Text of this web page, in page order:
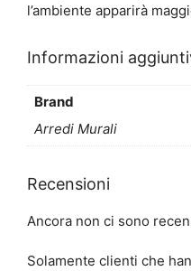
l’ambiente apparirà
Informazioni
Brand
Arredi Murali
Recensioni
Ancora non ci sono
Solamente clienti che